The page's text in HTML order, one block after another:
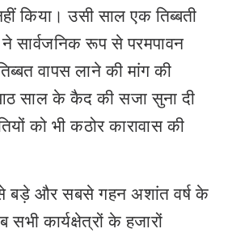
किया। उसी साल एक तिब्बती
सार्वजनिक रूप से परमपावन
वापस लाने की मांग की
साल के कैद की सजा सुना दी
को भी कठोर कारावास की
बड़े और सबसे गहन अशांत वर्ष के
कार्यक्षेत्रों के हजारों